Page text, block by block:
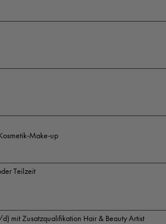
Make-up
Teilzeit
mit Zusatzqualifikation Hair & Beauty Artist